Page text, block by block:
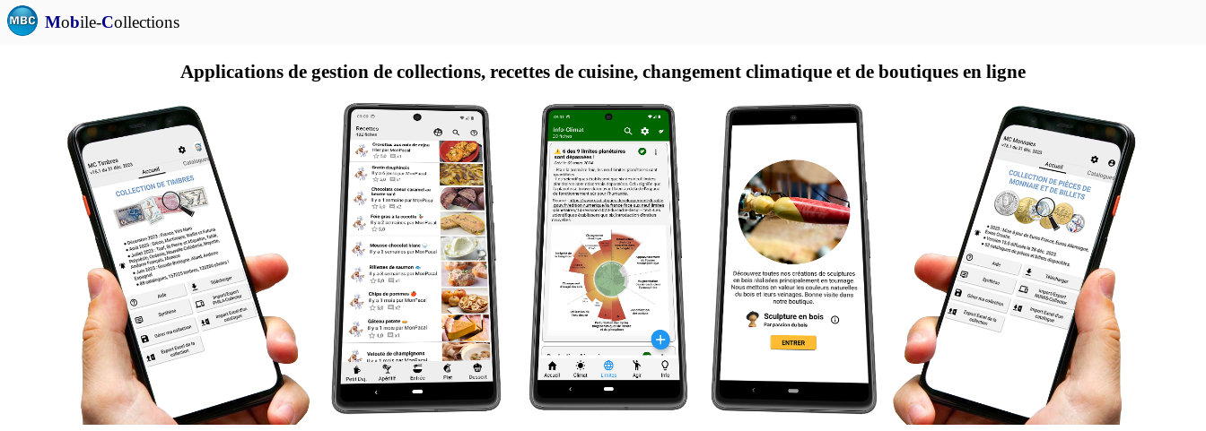
Mobile-Collections
Applications de gestion de collections, recettes de cuisine, changement climatique et de boutiques en ligne